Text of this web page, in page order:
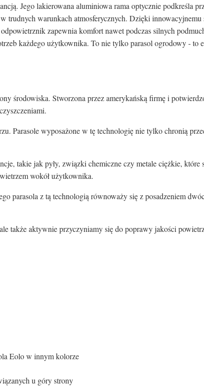
Jego lakierowana aluminiowa rama optycznie podkreśla
trudnych warunkach atmosferycznych. Dzięki
zapewnia komfort nawet podczas silnych
każdego użytkownika. To nie tylko parasol ogrodowy - to
środowiska. Stworzona przez amerykańską firmę i
Parasole wyposażone w tę technologię nie tylko chronią
takie jak pyły, związki chemiczne czy metale ciężkie, które
wokół użytkownika.
parasola z tą technologią równoważy się z posadzeniem
także aktywnie przyczyniamy się do poprawy jakości
Eolo w innym kolorze
u góry strony